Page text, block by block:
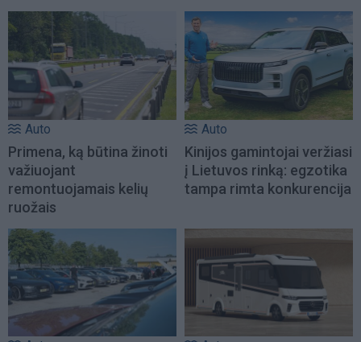
Auto
Primena, ką būtina žinoti
važiuojant
remontuojamais kelių
ruožais
Auto
Kinijos gamintojai veržiasi
į Lietuvos rinką: egzotika
tampa rimta konkurencija